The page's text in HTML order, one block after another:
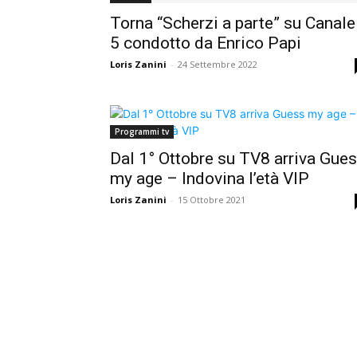
Torna “Scherzi a parte” su Canale
5 condotto da Enrico Papi
Loris Zanini - 24 Settembre 2022
Programmi tv
Dal 1° Ottobre su TV8 arriva
my age – Indovina l’età VIP
Loris Zanini - 15 Ottobre 2021